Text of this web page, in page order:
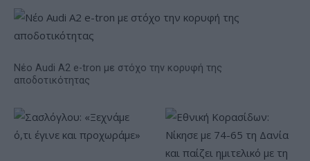
Νέο Audi A2 e-tron με στόχο την κορυφή της
αποδοτικότητας